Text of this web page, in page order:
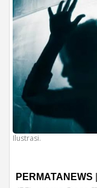
Ilustrasi.
PERMATANEWS